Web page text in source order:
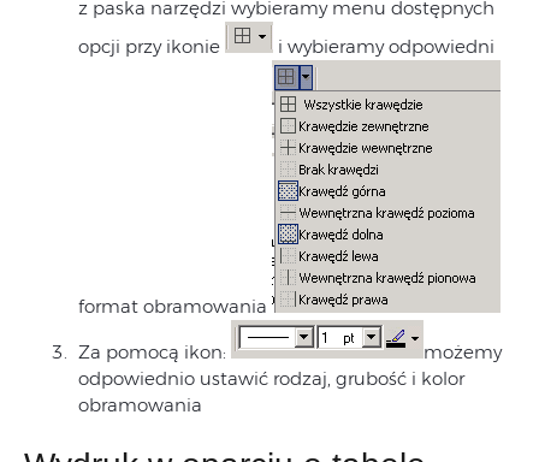
z paska narzędzi wybieramy menu dostępnych
opcji przy ikonie
i wybieramy odpowiedni
format obramowania
Za pomocą ikon:
możemy
odpowiednio ustawić rodzaj, grubość i kolor
obramowania